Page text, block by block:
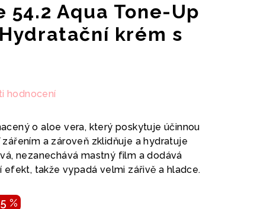
54.2 Aqua Tone-Up
krém s
hodnocení
o aloe vera, který poskytuje účinnou
a zároveň zklidňuje a hydratuje
nezanechává mastný film a dodává
takže vypadá velmi zářivě a hladce.
%